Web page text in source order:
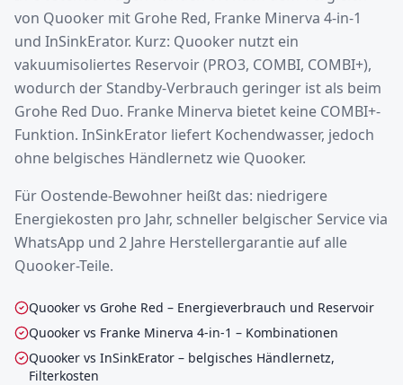
von Quooker mit Grohe Red, Franke Minerva 4-in-1
und InSinkErator. Kurz: Quooker nutzt ein
vakuumisoliertes Reservoir (PRO3, COMBI, COMBI+),
wodurch der Standby-Verbrauch geringer ist als beim
Grohe Red Duo. Franke Minerva bietet keine COMBI+-
Funktion. InSinkErator liefert Kochendwasser, jedoch
ohne belgisches Händlernetz wie Quooker.
Für Oostende-Bewohner heißt das: niedrigere
Energiekosten pro Jahr, schneller belgischer Service via
WhatsApp und 2 Jahre Herstellergarantie auf alle
Quooker-Teile.
Quooker vs Grohe Red – Energieverbrauch und Reservoir
Quooker vs Franke Minerva 4-in-1 – Kombinationen
Quooker vs InSinkErator – belgisches Händlernetz,
Filterkosten